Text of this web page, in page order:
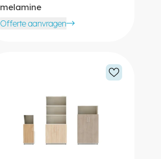
melamine
Offerte aanvragen